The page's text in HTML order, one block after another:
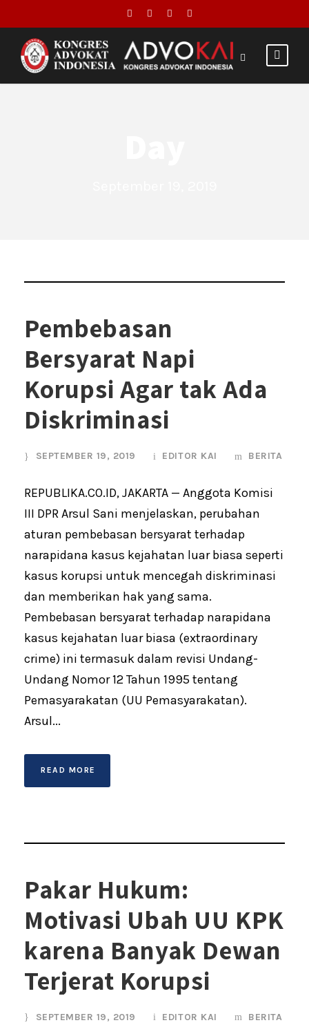
Pembebasan
Bersyarat Napi
Korupsi Agar tak Ada
Diskriminasi
SEPTEMBER 19, 2019 EDITOR KAI BERITA
REPUBLIKA.CO.ID, JAKARTA — Anggota Komisi
III DPR Arsul Sani menjelaskan, perubahan
aturan pembebasan bersyarat terhadap
narapidana kasus kejahatan luar biasa seperti
kasus korupsi untuk mencegah diskriminasi
dan memberikan hak yang sama.
Pembebasan bersyarat terhadap narapidana
kasus kejahatan luar biasa (extraordinary
crime) ini termasuk dalam revisi Undang-
Undang Nomor 12 Tahun 1995 tentang
Pemasyarakatan (UU Pemasyarakatan).
Arsul...
READ MORE
Pakar Hukum:
Motivasi Ubah UU KPK
karena Banyak Dewan
Terjerat Korupsi
SEPTEMBER 19, 2019 EDITOR KAI BERITA